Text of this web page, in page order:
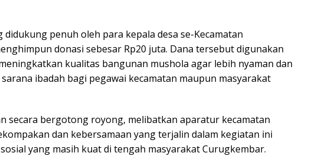
didukung penuh oleh para kepala desa se-Kecamatan
donasi sebesar Rp20 juta. Dana tersebut digunakan
kualitas bangunan mushola agar lebih nyaman dan
ibadah bagi pegawai kecamatan maupun masyarakat
secara bergotong royong, melibatkan aparatur kecamatan
dan kebersamaan yang terjalin dalam kegiatan ini
yang masih kuat di tengah masyarakat Curugkembar.